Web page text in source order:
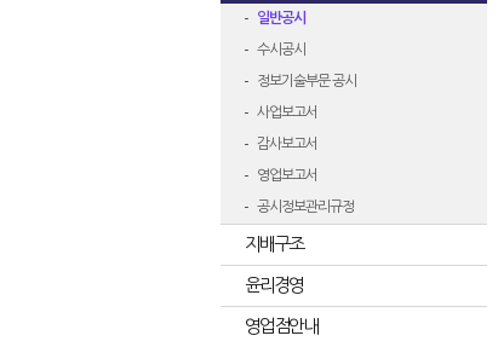
일반공시
수시공시
정보기술부문 공시
사업보고서
감사보고서
영업보고서
공시정보관리규정
지배구조
윤리경영
영업점안내